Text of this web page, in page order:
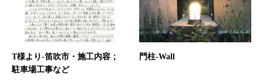
T様より-笛吹市・施工内容；
駐車場工事など
門柱-Wall